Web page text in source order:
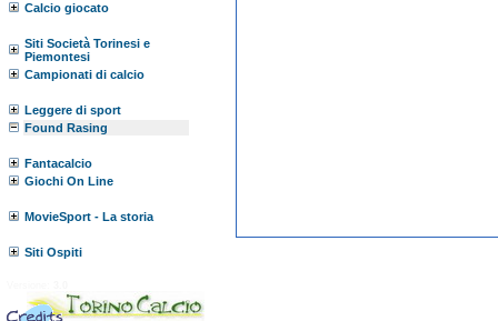
Calcio giocato
Siti Società Torinesi e
Piemontesi
Campionati di calcio
Leggere di sport
Found Rasing
Fantacalcio
Giochi On Line
MovieSport - La storia
Siti Ospiti